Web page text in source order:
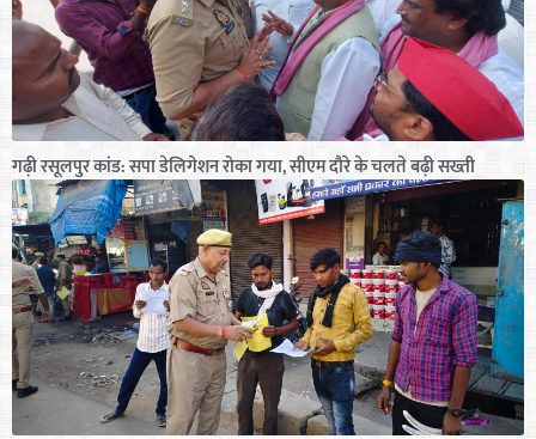
गढ़ी रसूलपुर कांड: सपा डेलिगेशन रोका गया, सीएम दौरे के चलते बढ़ी सख्ती